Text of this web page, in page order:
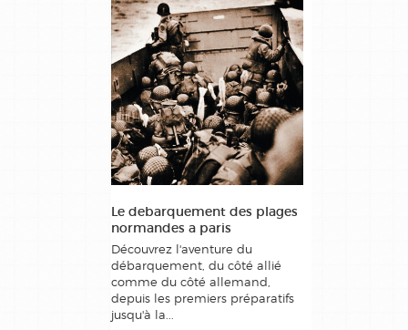
Le debarquement des plages
normandes a paris
Découvrez l'aventure du
débarquement, du côté allié
comme du côté allemand,
depuis les premiers préparatifs
jusqu'à la...